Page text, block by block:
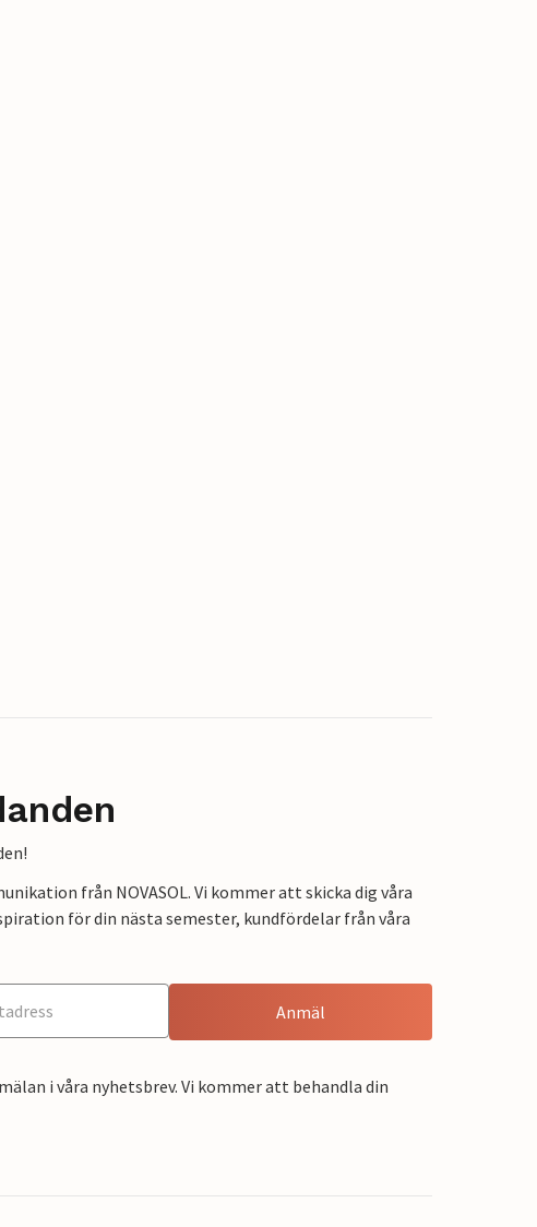
från NOVASOL. Vi kommer att skicka dig våra
för din nästa semester, kundfördelar från våra
Anmäl
i våra nyhetsbrev. Vi kommer att behandla din